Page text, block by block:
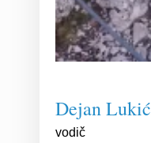
Dejan Lukić
vodič